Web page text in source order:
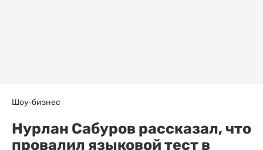
Шоу-бизнес
Нурлан Сабуров рассказал, что
провалил языковой тест в